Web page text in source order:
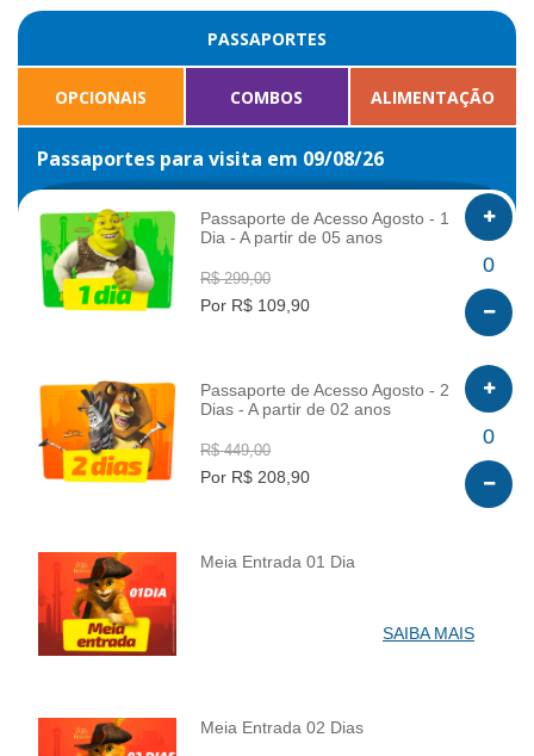
PASSAPORTES
OPCIONAIS COMBOS ALIMENTAÇÃO
Passaportes para visita em 09/08/26
INFO
Passaporte de Acesso Agosto - 1
Dia - A partir de 05 anos
R$ 299,00
Por R$ 109,90
0
INFO
Passaporte de Acesso Agosto - 2
Dias - A partir de 02 anos
R$ 449,00
Por R$ 208,90
0
INFO
Meia Entrada 01 Dia
SAIBA MAIS
Meia Entrada 02 Dias